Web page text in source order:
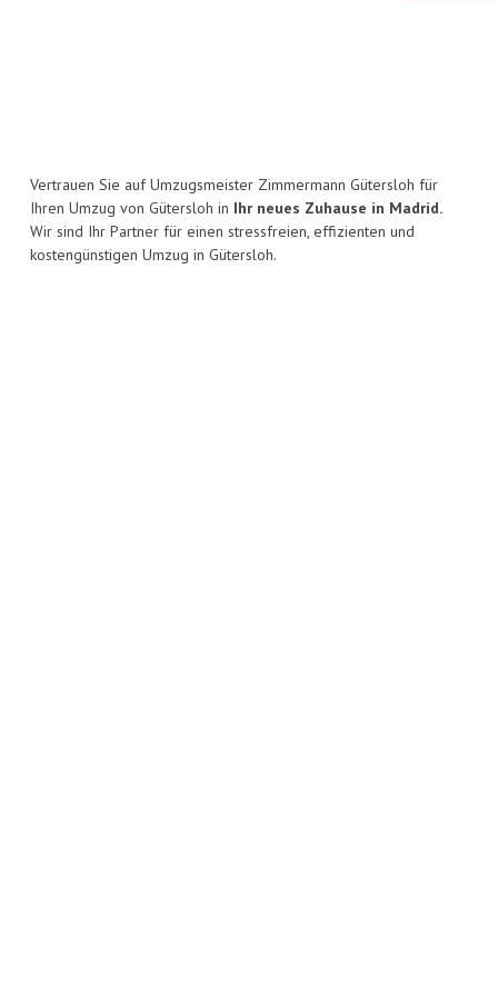
Vertrauen Sie auf Umzugsmeister Zimmermann Gütersloh für
Ihren Umzug von Gütersloh in Ihr neues Zuhause in Madrid.
Wir sind Ihr Partner für einen stressfreien, effizienten und
kostengünstigen Umzug in Gütersloh.